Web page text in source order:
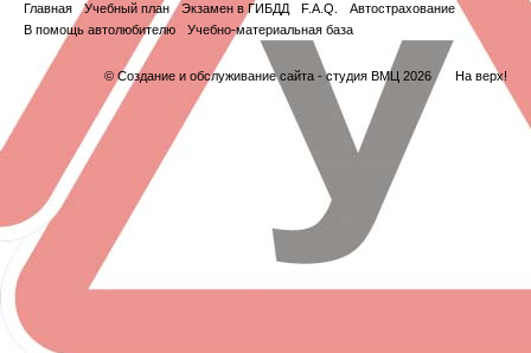
Главная Учебный план Экзамен в ГИБДД F.A.Q.
Автострахование
В помощь автолюбителю
Учебно-материальная база
На верх!
© Создание и обслуживание сайта -студия ВМЦ 2026